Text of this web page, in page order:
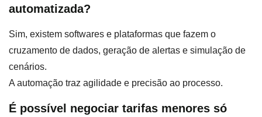
automatizada?
Sim, existem softwares e plataformas que fazem o
cruzamento de dados, geração de alertas e simulação de
cenários.
A automação traz agilidade e precisão ao processo.
É possível negociar tarifas menores só